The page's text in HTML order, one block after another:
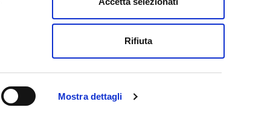
Mostra dettagli
Rifiuta